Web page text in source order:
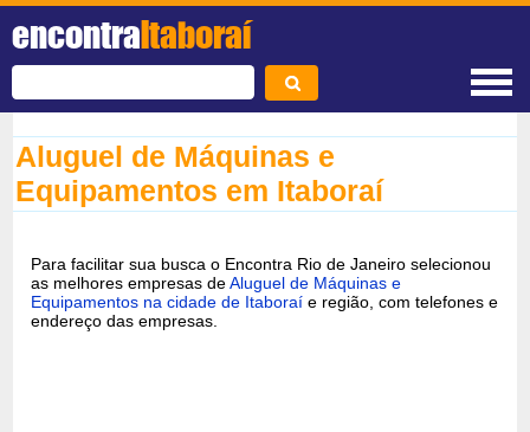
encontraItaboraí
Aluguel de Máquinas e
Equipamentos em Itaboraí
Para facilitar sua busca o Encontra Rio de Janeiro selecionou
as melhores empresas deAluguel de Máquinas e
Equipamentos na cidade de Itaboraí e região, com telefones e
endereço das empresas.